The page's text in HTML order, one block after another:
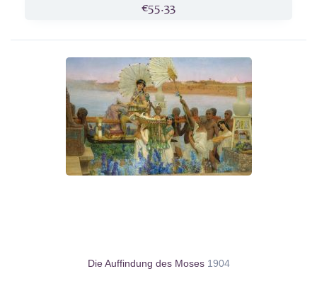
€55.33
Die Auffindung des Moses 1904